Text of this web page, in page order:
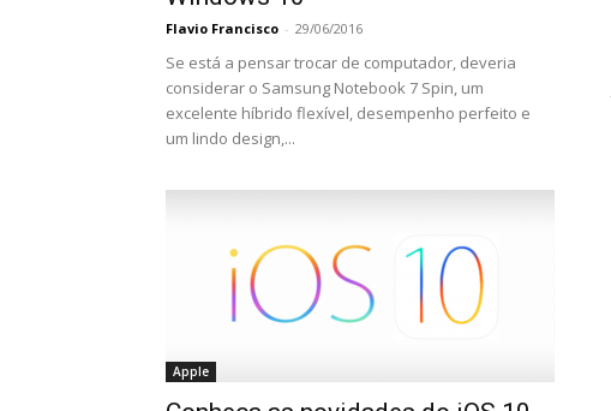
Flavio Francisco - 29/06/2016
Se está a pensar trocar de computador, deveria
considerar o Samsung Notebook 7 Spin, um
excelente híbrido flexível, desempenho perfeito e
um lindo design,...
Apple